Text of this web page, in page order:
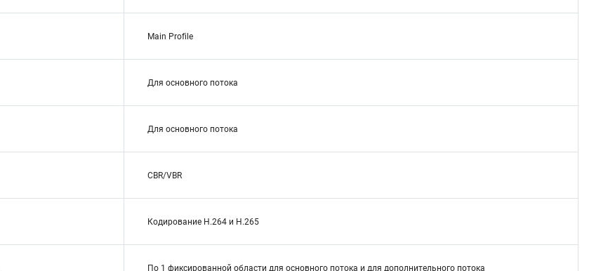
Main Profile
Для основного потока
Для основного потока
CBR/VBR
Кодирование H.264 и H.265
По 1 фиксированной области для основного потока и для дополнительного потока